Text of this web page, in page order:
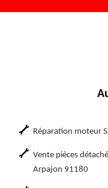
Réparation moteur
Vente pièces
Arpajon 91180